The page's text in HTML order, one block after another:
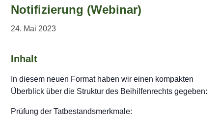
Notifizierung (Webinar)
24. Mai 2023
Inhalt
In diesem neuen Format haben wir einen kompakten
Überblick über die Struktur des Beihilfenrechts gegeben:
Prüfung der Tatbestandsmerkmale: